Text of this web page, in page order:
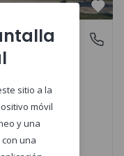
sitio a la
móvil
y una
una